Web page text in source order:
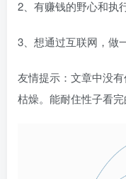
2、有赚钱的野心和执
3、想通过互联网，做
友情提示：文章中没
枯燥。能耐住性子看完